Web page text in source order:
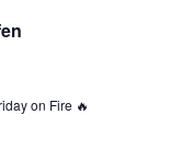
on Fire 🔥